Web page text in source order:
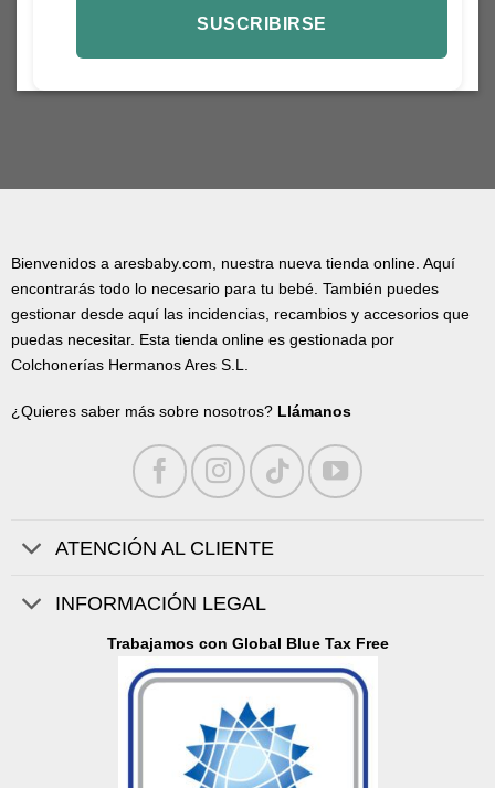
Bienvenidos a aresbaby.com, nuestra nueva tienda online. Aquí
encontrarás todo lo necesario para tu bebé. También puedes
gestionar desde aquí las incidencias, recambios y accesorios que
puedas necesitar. Esta tienda online es gestionada por
Colchonerías Hermanos Ares S.L.
¿Quieres saber más sobre nosotros? Llámanos
ATENCIÓN AL CLIENTE
INFORMACIÓN LEGAL
Trabajamos con Global Blue Tax Free